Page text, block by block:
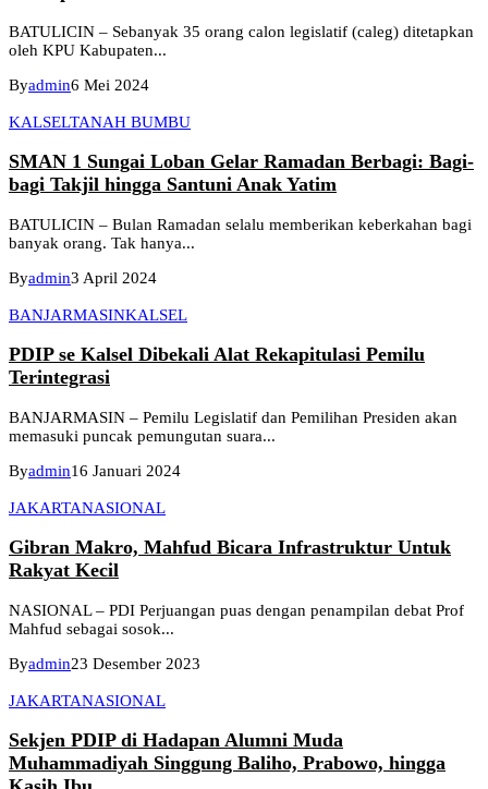
BATULICIN – Sebanyak 35 orang calon legislatif (caleg) ditetapkan
oleh KPU Kabupaten...
Byadmin6 Mei 2024
KALSELTANAH BUMBU
SMAN 1 Sungai Loban Gelar Ramadan Berbagi: Bagi-
bagi Takjil hingga Santuni Anak Yatim
BATULICIN – Bulan Ramadan selalu memberikan keberkahan bagi
banyak orang. Tak hanya...
Byadmin3 April 2024
BANJARMASINKALSEL
PDIP se Kalsel Dibekali Alat Rekapitulasi Pemilu
Terintegrasi
BANJARMASIN – Pemilu Legislatif dan Pemilihan Presiden akan
memasuki puncak pemungutan suara...
Byadmin16 Januari 2024
JAKARTANASIONAL
Gibran Makro, Mahfud Bicara Infrastruktur Untuk
Rakyat Kecil
NASIONAL – PDI Perjuangan puas dengan penampilan debat Prof
Mahfud sebagai sosok...
Byadmin23 Desember 2023
JAKARTANASIONAL
Sekjen PDIP di Hadapan Alumni Muda
Muhammadiyah Singgung Baliho, Prabowo, hingga